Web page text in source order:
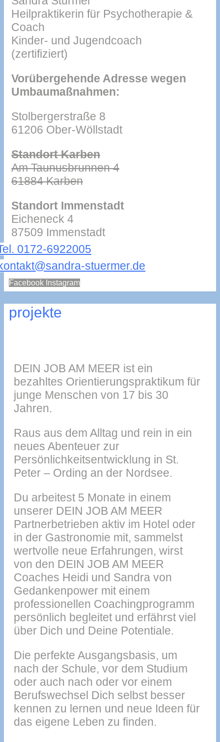
Heilpraktikerin für Psychotherapie &
Coach
Kinder- und Jugendcoach
(zertifiziert)
Vorübergehende Adresse wegen
Umbaumaßnahmen:
Stolbergerstraße 8
61206 Ober-Wöllstadt
Standort Karben
Am Taunusbrunnen 4
61884 Karben
Standort Immenstadt
Eicheneck 4
87509 Immenstadt
0172-6922005
stuermer.de
Facebook Instagram
projekte
DEIN JOB AM MEER ist ein
bezahltes Orientierungspraktikum für
junge Menschen von 17 bis 30
Jahren.
Raus aus dem Alltag und rein in ein
neues Abenteuer zur
Persönlichkeitsentwicklung in St.
Peter – Ording an der Nordsee.
Du arbeitest 5 Monate in einem
unserer DEIN JOB AM MEER
Partnerbetrieben aktiv im Hotel oder
in der Gastronomie mit, sammelst
wertvolle neue Erfahrungen, wirst
von den DEIN JOB AM MEER
Coaches Heidi und Sandra von
Gedankenpower mit einem
professionellen Coachingprogramm
persönlich begleitet und erfährst viel
über Dich und Deine Potentiale.
Die perfekte Ausgangsbasis, um
nach der Schule, vor dem Studium
oder auch nach oder vor einem
Berufswechsel Dich selbst besser
kennen zu lernen und neue Ideen für
das eigene Leben zu finden.